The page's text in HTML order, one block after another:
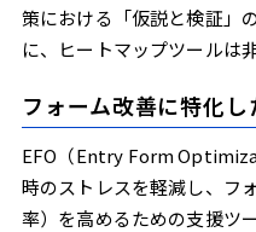
策における「仮説と検証」
に、ヒートマップツールは
フォーム改善に特化
EFO（Entry Form
時のストレスを軽減し、フ
率）を高めるための支援ツー